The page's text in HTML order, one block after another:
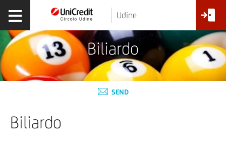
Udine
Biliardo
SEND
Biliardo